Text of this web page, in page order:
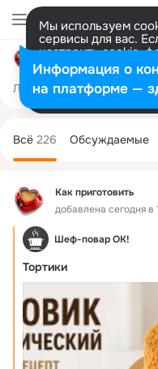
Мы используем
сервисы для вас.
настроить cookie-
представитель.
Разрешить все
Лента Участники 24K
Как приготовить
добавлена сегодня в
Шеф-повар ОК!
Тортики
колонка
Всё 226 Обсуждаемые
Информация о
на платформе —